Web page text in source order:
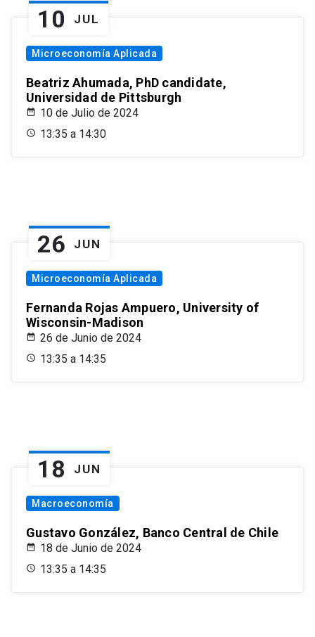
10 JUL
Microeconomía Aplicada
Beatriz Ahumada, PhD candidate,
Universidad de Pittsburgh
10 de Julio de 2024
13:35 a 14:30
26 JUN
Microeconomía Aplicada
Fernanda Rojas Ampuero, University of
Wisconsin-Madison
26 de Junio de 2024
13:35 a 14:35
18 JUN
Macroeconomía
Gustavo González, Banco Central de Chile
18 de Junio de 2024
13:35 a 14:35